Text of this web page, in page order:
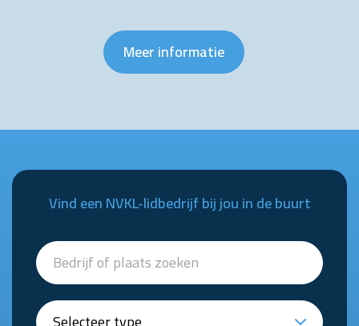
Meer informatie
Vind een NVKL-lidbedrijf bij jou in de buurt